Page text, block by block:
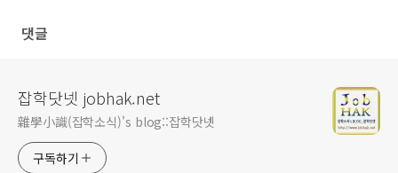
댓글
잡학닷넷 jobhak.net
雜學小識(잡학소식)'s blog::잡학닷넷
구독하기